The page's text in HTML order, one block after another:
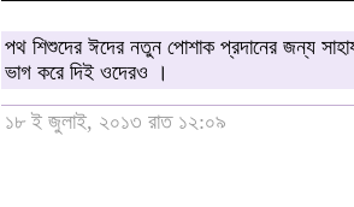
পথ শিশুদের ঈদের নতুন পোশাক প্রদানের জন্য
ভাগ করে দিই ওদেরও ।
১৮ ই জুলাই, ২০১৩ রাত ১২:০৯